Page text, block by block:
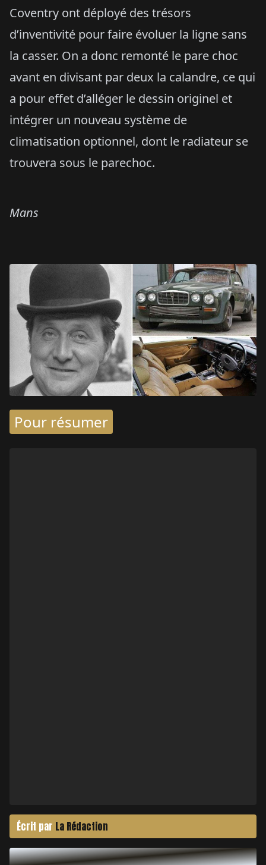
Coventry ont déployé des trésors
d’inventivité pour faire évoluer la ligne sans
la casser. On a donc remonté le pare choc
avant en divisant par deux la calandre, ce qui
a pour effet d’alléger le dessin originel et
intégrer un nouveau système de
climatisation optionnel, dont le radiateur se
trouvera sous le parechoc.
Mans
Pour résumer
Écrit par La Rédaction